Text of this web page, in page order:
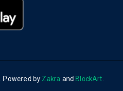
. Powered by Zakra andBlockArt